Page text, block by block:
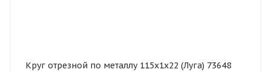
Круг отрезной по металлу 115х1х22 (Луга) 73648